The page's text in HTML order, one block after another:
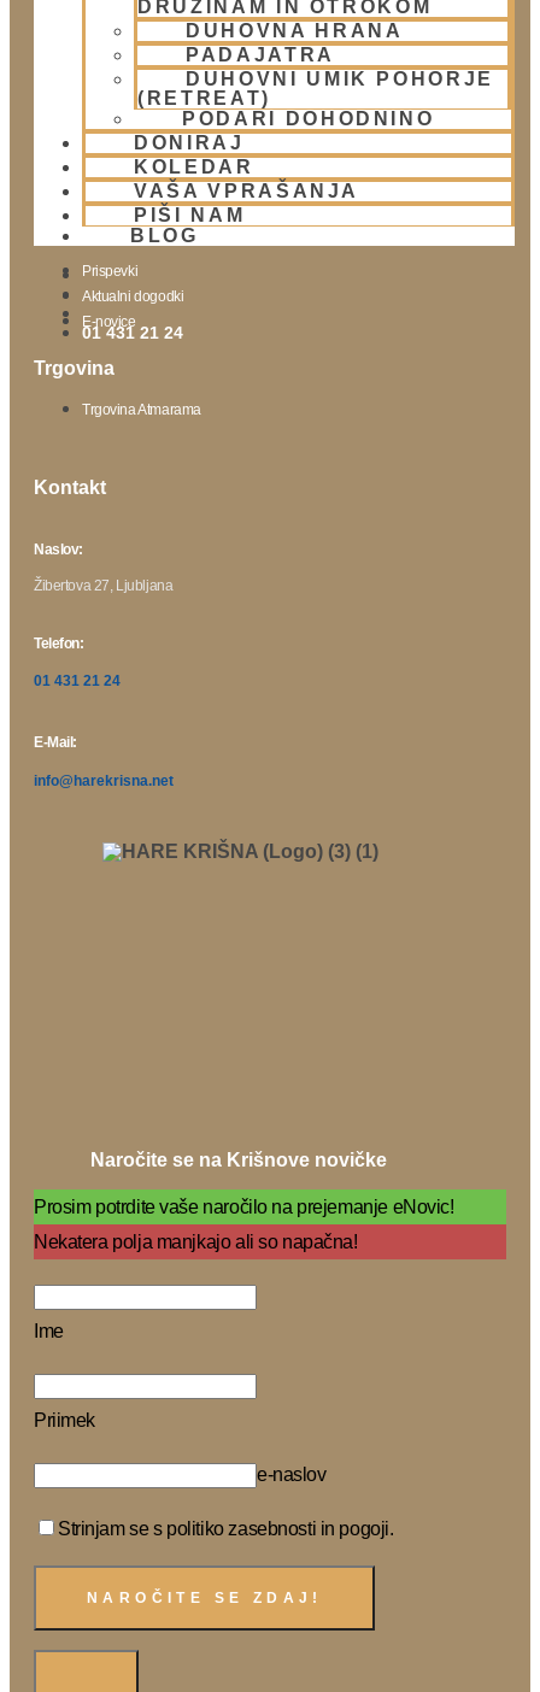
DRUŽINAM IN OTROKOM
DUHOVNA HRANA
PADAJATRA
DUHOVNI UMIK POHORJE
(RETREAT)
PODARI DOHODNINO
DONIRAJ
KOLEDAR
VAŠA VPRAŠANJA
PIŠI NAM
BLOG
01 431 21 24
Lokacija
Urnik templja
Nedeljsko srečanje
Parkiranje
Politika zasebnosti
Novice
Prispevki
Aktualni dogodki
E-novice
Trgovina
Trgovina Atmarama
Kontakt
Naslov:
Žibertova 27, Ljubljana
Telefon:
01 431 21 24
E-Mail:
info@harekrisna.net
Naročite se na Krišnove novičke
Prosim potrdite vaše naročilo na prejemanje eNovic!
Nekatera polja manjkajo ali so napačna!
Ime
Priimek
e-naslov
Strinjam se s politiko zasebnosti in pogoji.